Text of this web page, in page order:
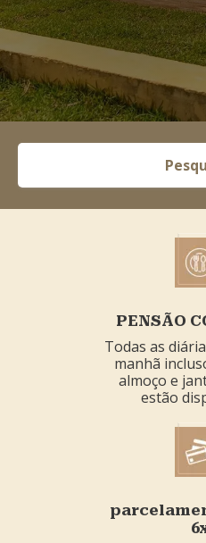
PENSÃO
Todas as
manhã
almoço e
estão